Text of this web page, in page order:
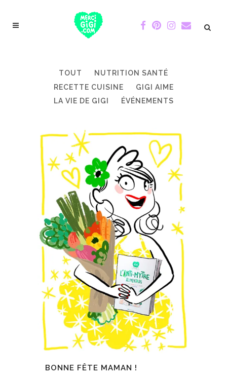
TOUT
NUTRITION SANTÉ
RECETTE CUISINE
GIGI AIME
LA VIE DE GIGI
ÉVÉNEMENTS
BONNE FÊTE MAMAN !